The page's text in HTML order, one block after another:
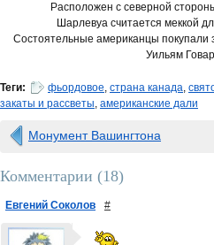
Расположен с северной
Шарлевуа считается меккой
Состоятельные американцы покупали
Уильям
Теги: фьордовое, страна канада,
закаты и рассветы, американские дали
Монумент Вашингтона
Комментарии (18)
Евгений Соколов #